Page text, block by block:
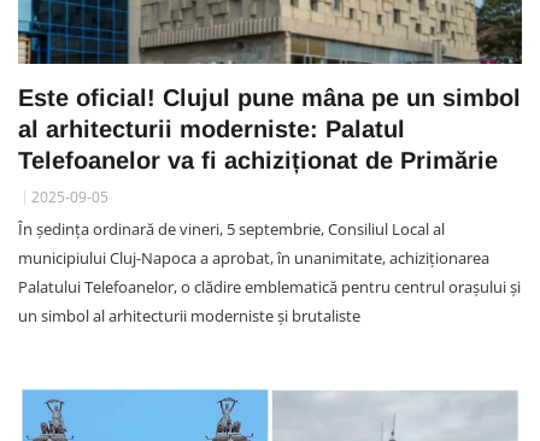
Este oficial! Clujul pune mâna pe un simbol
al arhitecturii moderniste: Palatul
Telefoanelor va fi achiziționat de Primărie
2025-09-05
În ședința ordinară de vineri, 5 septembrie, Consiliul Local al
municipiului Cluj-Napoca a aprobat, în unanimitate, achiziționarea
Palatului Telefoanelor, o clădire emblematică pentru centrul orașului și
un simbol al arhitecturii moderniste și brutaliste